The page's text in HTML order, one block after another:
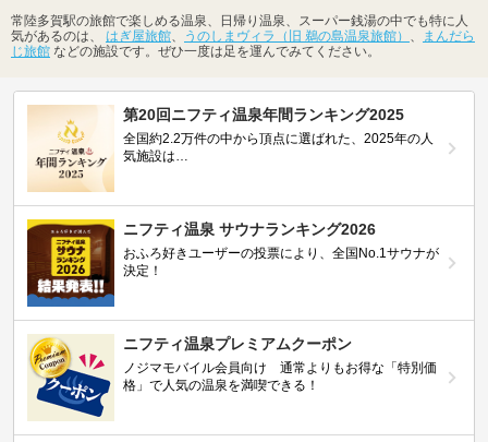
常陸多賀駅の旅館で楽しめる温泉、日帰り温泉、スーパー銭湯の中でも特に人
気があるのは、 はぎ屋旅館 うのしまヴィラ（旧 鵜の島温泉旅館）
まんだら
じ旅館 などの施設です。ぜひ一度は足を運んでみてください。
第20回ニフティ温泉年間ランキング2025
全国約2.2万件の中から頂点に選ばれた、2025年の人
気施設は…
ニフティ温泉 サウナランキング2026
おふろ好きユーザーの投票により、全国No.1サウナが
決定！
ニフティ温泉プレミアムクーポン
ノジマモバイル会員向け 通常よりもお得な「特別価
格」で人気の温泉を満喫できる！